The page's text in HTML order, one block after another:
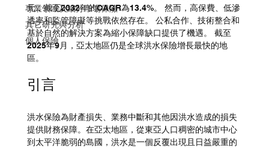
專業領域及細分市場保險
其它研究與分析
個人保險
元，截至2032年的CAGR為13.4%。 然而，高保費、低滲
透率和監管障礙等挑戰依然存在。 公私合作、技術整合和
基於自然的解決方案為縮小保障缺口提供了機遇。 截至
2025年9月，亞太地區仍是全球洪水保險增長最快的地
區。
引言
洪水保險為財產損失、業務中斷和其他因洪水造成的損失
提供財務保障。在亞太地區，從東亞人口稠密的城市中心
到太平洋脆弱的島國，洪水是一個反覆出現且日益嚴重的